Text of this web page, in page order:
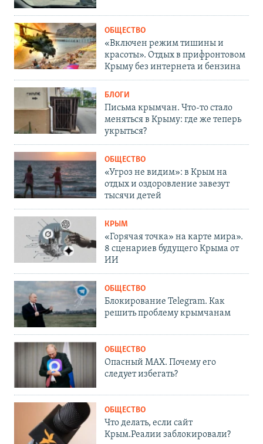
ОБЩЕСТВО
«Включен режим тишины и
красоты». Отдых в прифронтовом
Крыму без интернета и бензина
БЛОГИ
Письма крымчан. Что-то стало
меняться в Крыму: где же теперь
укрыться?
ОБЩЕСТВО
«Угроз не видим»: в Крым на
отдых и оздоровление завезут
тысячи детей
КРЫМ
«Горячая точка» на карте мира».
8 сценариев будущего Крыма от
ИИ
ОБЩЕСТВО
Блокирование Telegram. Как
решить проблему крымчанам
ОБЩЕСТВО
Опасный MAX. Почему его
следует избегать?
ОБЩЕСТВО
Что делать, если сайт
Крым.Реалии заблокировали?